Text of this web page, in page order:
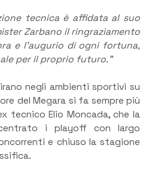
tecnica è affidata al suo
Zarbano il ringraziamento
e l’augurio di ogni fortuna,
per il proprio futuro.”
negli ambienti sportivi su
del Megara si fa sempre più
tecnico Elio Moncada, che la
i playoff con largo
e chiuso la stagione